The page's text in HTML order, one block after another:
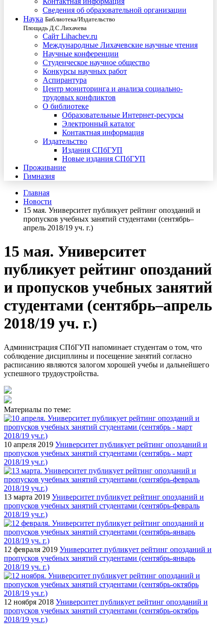
Сведения об образовательной организации
Наука Библиотека/Издательство
Площадь Д.С.Лихачева
Сайт Lihachev.ru
Международные Лихачевские научные чтения
Научные конференции
Студенческое научное общество
Конкурсы научных работ
Аспирантура
Центр мониторинга и анализа социально-
трудовых конфликтов
О библиотеке
Образовательные Интернет-ресурсы
Электронный каталог
Контактная информация
Издательство
Издания СПбГУП
Новые издания СПбГУП
Проживание
Гимназия
Главная
Новости
15 мая. Университет публикует рейтинг опозданий и
пропусков учебных занятий студентами (сентябрь–
апрель 2018/19 уч. г.)
15 мая. Университет
публикует рейтинг опозданий
и пропусков учебных занятий
студентами (сентябрь–апрель
2018/19 уч. г.)
Администрация СПбГУП напоминает студентам о том, что
соблюдение дисциплины и посещение занятий согласно
расписанию являются залогом хорошей учебы и дальнейшего
успешного трудоустройства.
Материалы по теме:
10 апреля 2019 Университет публикует рейтинг опозданий и
пропусков учебных занятий студентами (сентябрь - март
2018/19 уч.г.)
13 марта 2019 Университет публикует рейтинг опозданий и
пропусков учебных занятий студентами (сентябрь-февраль
2018/19 уч.г.)
12 февраля 2019 Университет публикует рейтинг опозданий и
пропусков учебных занятий студентами (сентябрь-январь
2018/19 уч. г.)
12 ноября 2018 Университет публикует рейтинг опозданий и
пропусков учебных занятий студентами (сентябрь-октябрь
2018/19 уч.г.)